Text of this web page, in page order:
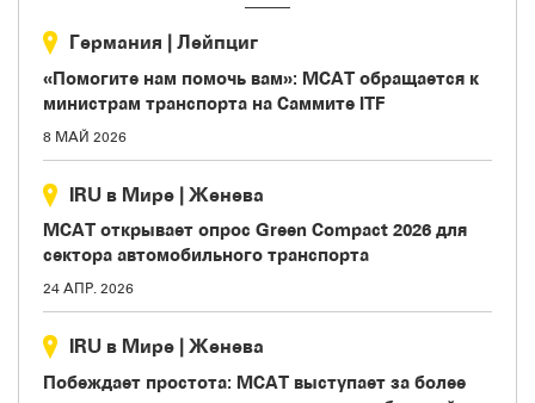
Германия | Лейпциг
«Помогите нам помочь вам»: МСАТ обращается к
министрам транспорта на Саммите ITF
8 МАЙ 2026
IRU в Мире | Женева
МСАТ открывает опрос Green Compact 2026 для
сектора автомобильного транспорта
24 АПР. 2026
IRU в Мире | Женева
Побеждает простота: МСАТ выступает за более